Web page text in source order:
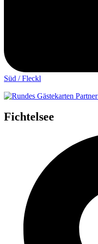
Süd / Fleckl
Fichtelsee